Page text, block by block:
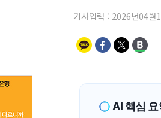
기사입력 : 2026년04월
AI 핵심 요